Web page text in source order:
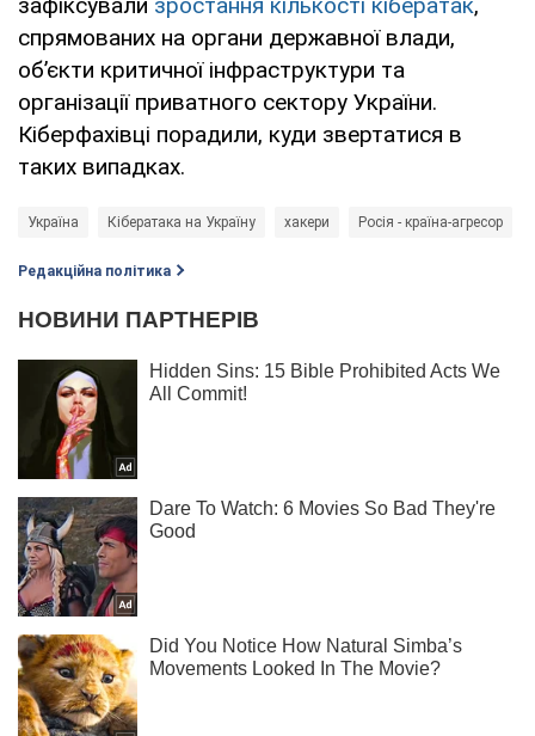
зафіксували зростання кількості кібератак,
спрямованих на органи державної влади,
об’єкти критичної інфраструктури та
організації приватного сектору України.
Кіберфахівці порадили, куди звертатися в
таких випадках.
Україна Кібератака на Україну хакери Росія - країна-агресор
Редакційна політика